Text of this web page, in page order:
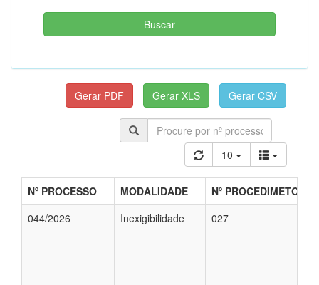
10
Nº PROCESSO MODALIDADE
Nº PROCEDIMETO
044/2026
Inexigibilidade 027